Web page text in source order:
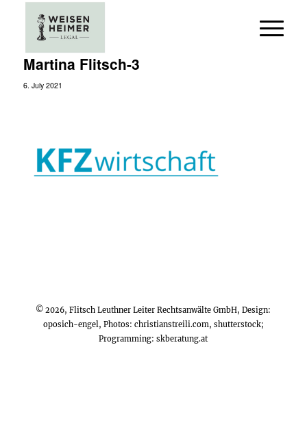
Martina Flitsch-3
6. July 2021
© 2026, Flitsch Leuthner Leiter Rechtsanwälte GmbH, Design:
oposich-engel, Photos: christianstreili.com, shutterstock;
Programming:skberatung.at